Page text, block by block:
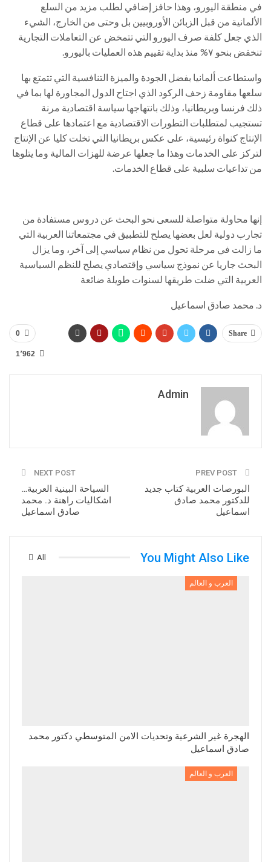
في منطقة اليورو، وهذا حافز إضافي لطلب مزيد من السلع
الألمانية من قبل الزبائن الأوروبيين بل وحتى من الخارج، الشيء
الذي جعل كلفة صرف اليورو التي تتمخض عن التعاملات التجارية
تنخفض بنحو ٧% منذ بداية تقييم هذه العمليات باليورو.
واستطاعت ألمانيا بفضل الجودة والميزة التنافسية التي تتمتع بها
سلعها مقاومة زحف الركود الذي اجتاح الدول المجاورة لها بما في
ذلك فرنسا وبريطانيا، وذلك بانتهاجها سياسة اقتصادية مرنة
تستجيب لمتطلبات التطورات الاقتصادية مع اعتمادها على قطاع
الإنتاج كنواة رئيسية، على عكس بريطانيا التي تخلت كليا عن الإنتاج
لتركز على الخدمات وهذا ما جعلها عرضة للهزات المالية وما يتلوها
من تداعيات سلبية على قطاع الخدمات.
إنها محاولة متواصلة للسعى نحو البحث عن دروس مستفادة من
تجارب دولية لعل بعضها يصلح للتطبيق في مجتمعاتنا العربية التي
ما زالت في مرحلة تحول من نظام سياسي إلى آخر، وما يزال
البحث جاريا عن نموذج سياسي وإقتصادي يصلح للنظم السياسية
العربية التي ضلت طريقها لسنوات طويلة ضائعة
د. محمد صادق اسماعيل
Share
0
1٬962
Admin
البورصات العربية كتاب جديد
للدكتور محمد صادق
اسماعيل
NEXT POST
السياحة البينية العربية…
اشكاليات راهنة د. محمد
صادق اسماعيل
All You Might Also Like
العرب و العالم
الهجرة غير الشرعية وتحديات الامن المتوسطي دكتور محمد
صادق اسماعيل
العرب و العالم